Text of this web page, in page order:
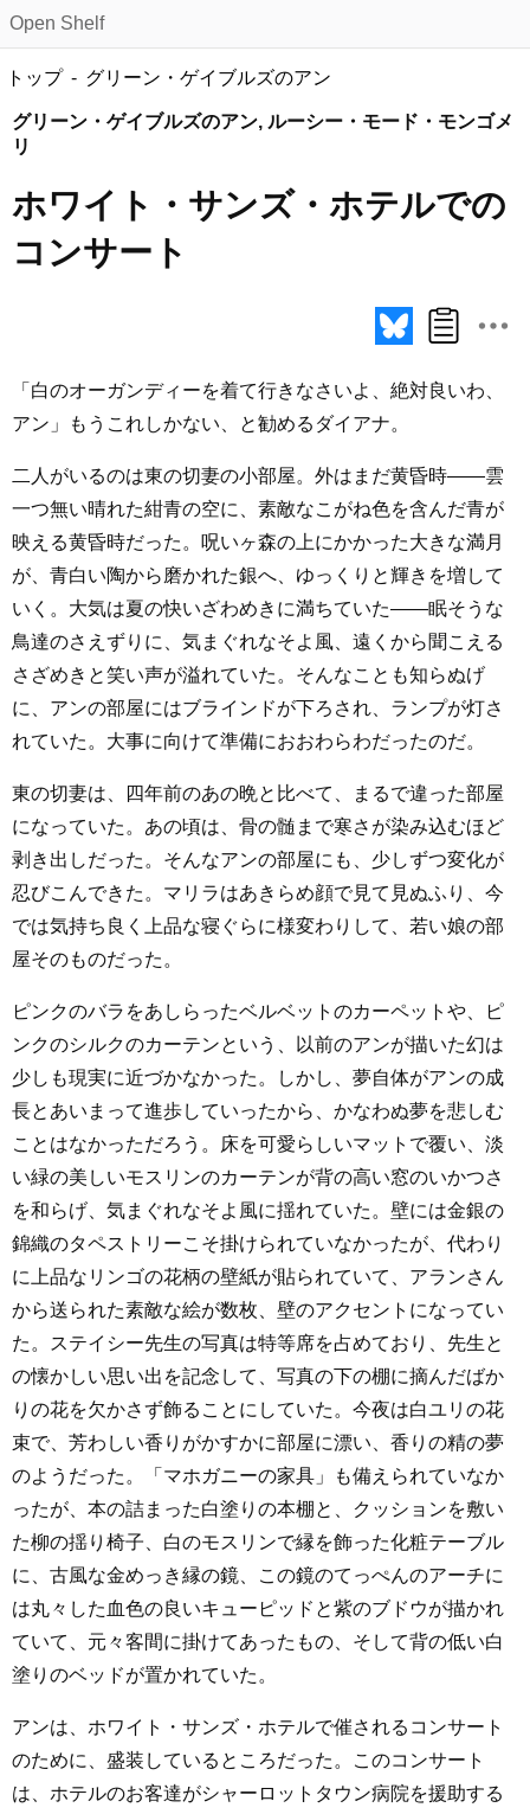
Open Shelf
トップ グリーン・ゲイブルズのアン
グリーン・ゲイブルズのアン, ルーシー・モード・モンゴメ
リ
ホワイト・サンズ・ホテルでの
コンサート
「白のオーガンディーを着て行きなさいよ、絶対良いわ、
アン」もうこれしかない、と勧めるダイアナ。
二人がいるのは東の切妻の小部屋。外はまだ黄昏時――雲
一つ無い晴れた紺青の空に、素敵なこがね色を含んだ青が
映える黄昏時だった。呪いヶ森の上にかかった大きな満月
が、青白い陶から磨かれた銀へ、ゆっくりと輝きを増して
いく。大気は夏の快いざわめきに満ちていた――眠そうな
鳥達のさえずりに、気まぐれなそよ風、遠くから聞こえる
さざめきと笑い声が溢れていた。そんなことも知らぬげ
に、アンの部屋にはブラインドが下ろされ、ランプが灯さ
れていた。大事に向けて準備におおわらわだったのだ。
東の切妻は、四年前のあの晩と比べて、まるで違った部屋
になっていた。あの頃は、骨の髄まで寒さが染み込むほど
剥き出しだった。そんなアンの部屋にも、少しずつ変化が
忍びこんできた。マリラはあきらめ顔で見て見ぬふり、今
では気持ち良く上品な寝ぐらに様変わりして、若い娘の部
屋そのものだった。
ピンクのバラをあしらったベルベットのカーペットや、ピ
ンクのシルクのカーテンという、以前のアンが描いた幻は
少しも現実に近づかなかった。しかし、夢自体がアンの成
長とあいまって進歩していったから、かなわぬ夢を悲しむ
ことはなかっただろう。床を可愛らしいマットで覆い、淡
い緑の美しいモスリンのカーテンが背の高い窓のいかつさ
を和らげ、気まぐれなそよ風に揺れていた。壁には金銀の
錦織のタペストリーこそ掛けられていなかったが、代わり
に上品なリンゴの花柄の壁紙が貼られていて、アランさん
から送られた素敵な絵が数枚、壁のアクセントになってい
た。ステイシー先生の写真は特等席を占めており、先生と
の懐かしい思い出を記念して、写真の下の棚に摘んだばか
りの花を欠かさず飾ることにしていた。今夜は白ユリの花
束で、芳わしい香りがかすかに部屋に漂い、香りの精の夢
のようだった。「マホガニーの家具」も備えられていなか
ったが、本の詰まった白塗りの本棚と、クッションを敷い
た柳の揺り椅子、白のモスリンで縁を飾った化粧テーブル
に、古風な金めっき縁の鏡、この鏡のてっぺんのアーチに
は丸々した血色の良いキューピッドと紫のブドウが描かれ
ていて、元々客間に掛けてあったもの、そして背の低い白
塗りのベッドが置かれていた。
アンは、ホワイト・サンズ・ホテルで催されるコンサート
のために、盛装しているところだった。このコンサート
は、ホテルのお客達がシャーロットタウン病院を援助する